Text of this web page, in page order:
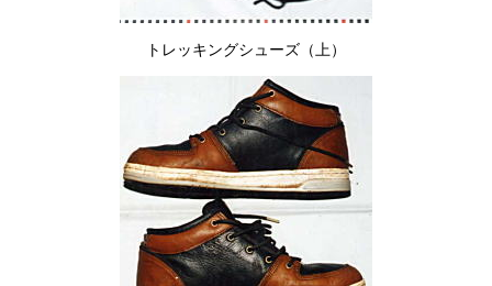
トレッキングシューズ（上）